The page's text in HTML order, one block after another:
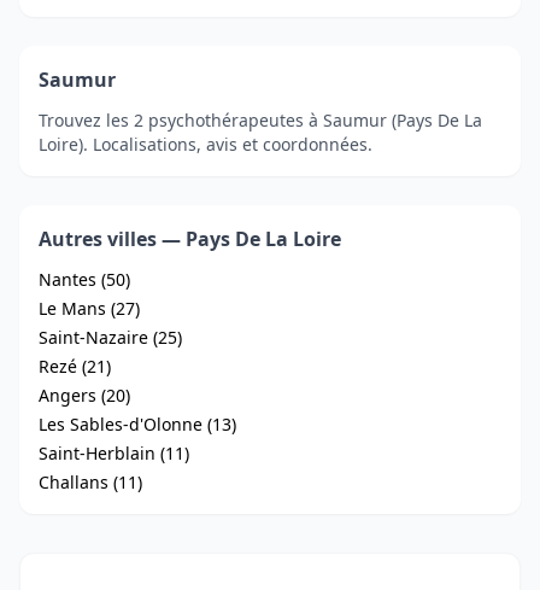
Saumur
Trouvez les 2 psychothérapeutes à Saumur (Pays De La
Loire). Localisations, avis et coordonnées.
Autres villes — Pays De La Loire
Nantes (50)
Le Mans (27)
Saint-Nazaire (25)
Rezé (21)
Angers (20)
Les Sables-d'Olonne (13)
Saint-Herblain (11)
Challans (11)